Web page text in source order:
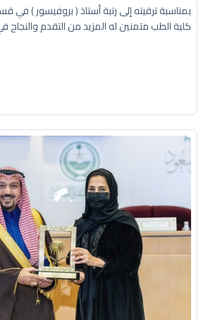
بمناسبة ترقيته إلى رتبة أستاذ ( بروفيسور )
كلية الطب متمنين له المزيد من التقدم والنجاح